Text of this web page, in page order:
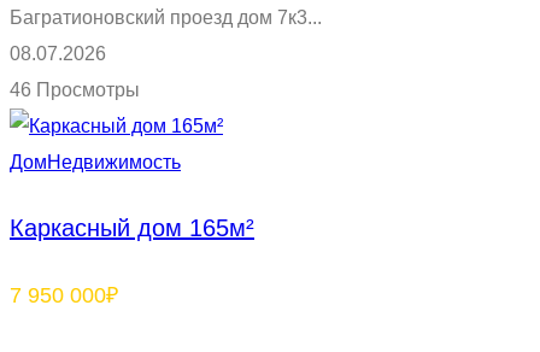
Багратионовский проезд дом 7к3...
08.07.2026
46 Просмотры
ДомНедвижимость
Каркасный дом 165м²
7 950 000₽